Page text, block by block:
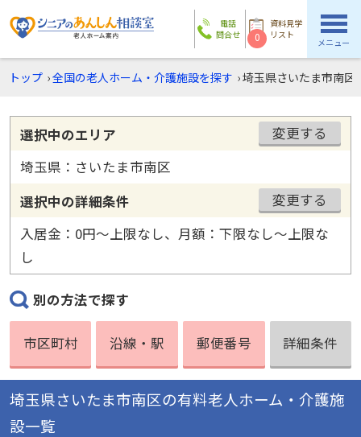
電話
問合せ
資料見学
リスト
0 メニュー
トップ ›全国の老人ホーム・介護施設を探す ›埼玉県さいたま市南区
選択中のエリア
変更する
埼玉県：さいたま市南区
選択中の詳細条件
変更する
入居金：0円〜上限なし、月額：下限なし〜上限な
し
別の方法で探す
市区町村 沿線・駅 郵便番号 詳細条件
埼玉県さいたま市南区の有料老人ホーム・介護施
設一覧